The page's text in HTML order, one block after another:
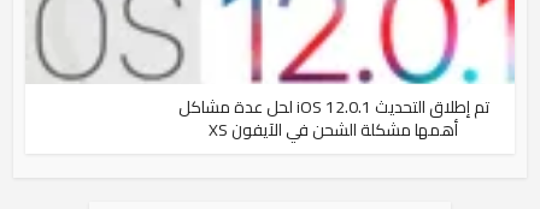
تم إطلاق التحديث iOS 12.0.1 لحل عدة مشاكل
أهمها مشكلة الشحن في الآيفون XS